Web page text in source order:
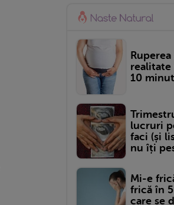
realitate
10
lucruri
faci (și
nu îți
Mi-e
frică în
care se